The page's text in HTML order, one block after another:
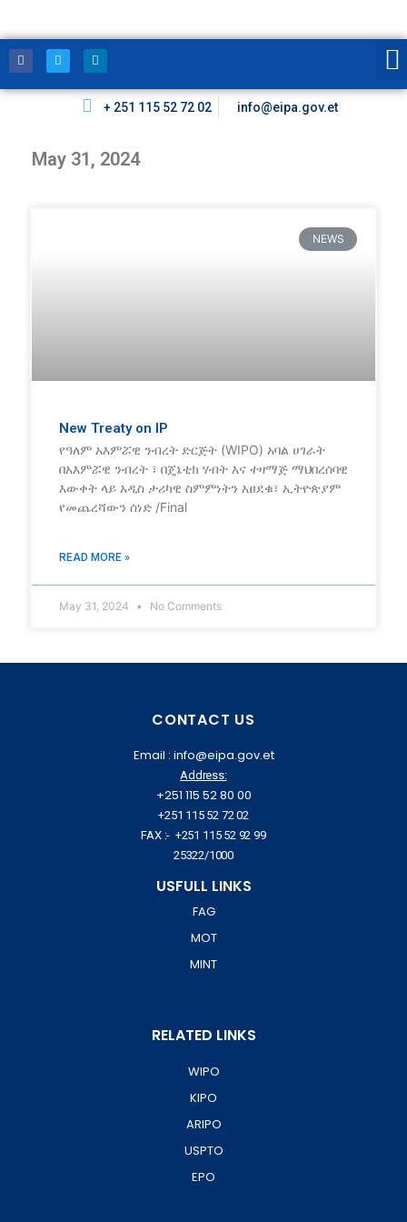
+ 251 115 52 72 02 info@eipa.gov.et
May 31, 2024
NEWS
New Treaty on IP
የዓለም አእምሯዊ ንብረት ድርጅት (WIPO) አባል ሀገራት
በአእምሯዊ ንብረት ፣ በጄኔቲክ ሃብት እና ተዛማጅ ማህበረሰባዊ
እውቀት ላይ አዲስ ታሪካዊ ስምምነትን አፀደቁ፣ ኢትዮጵያም
የመጨረሻውን ሰነድ /Final
READ MORE »
May 31, 2024 No Comments
CONTACT US
Email : info@eipa.gov.et
Address:
+251 115 52 80 00
+251 115 52 72 02
FAX :- +251 115 52 92 99
25322/1000
USFULL LINKS
FAG
MOT
MINT
RELATED LINKS
WIPO
KIPO
ARIPO
USPTO
EPO